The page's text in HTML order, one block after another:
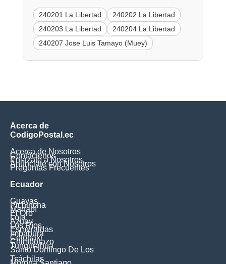
240201 La Libertad
240202 La Libertad
240203 La Libertad
240204 La Libertad
240207 Jose Luis Tamayo (Muey)
Acerca de
CodigoPostal.ec
Acerca de Nosotros
Contáctenos
Enlázate a Nosotros
Anúnciate con Nosotros
Preguntas Frecuentes
Ecuador
Guayas
Pichincha
Manabí
El Oro
Loja
Azuay
Los Ríos
Esmeraldas
Imbabura
Cotopaxi
Chimborazo
Tungurahua
Santo Domingo De Los
Tsáchilas